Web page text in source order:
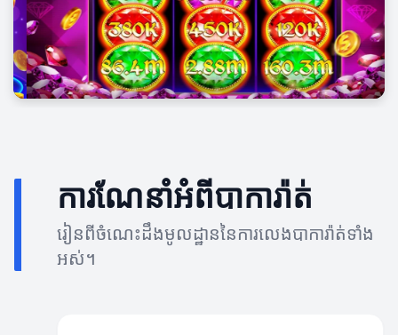
ការណែនាំអំពីបាការ៉ាត់
រៀនពីចំណេះដឹងមូលដ្ឋាននៃការលេងបាការ៉ាត់ទាំង
អស់។